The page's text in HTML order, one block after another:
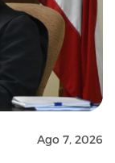
Ago 7, 2026